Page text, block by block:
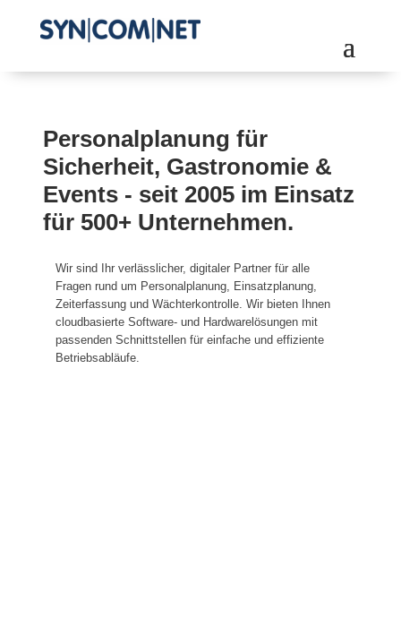
Personalplanung für
Sicherheit, Gastronomie &
Events - seit 2005 im Einsatz
für 500+ Unternehmen.
Wir sind Ihr verlässlicher, digitaler Partner für alle
Fragen rund um Personalplanung, Einsatzplanung,
Zeiterfassung und Wächterkontrolle. Wir bieten Ihnen
cloudbasierte Software- und Hardwarelösungen mit
passenden Schnittstellen für einfache und effiziente
Betriebsabläufe.